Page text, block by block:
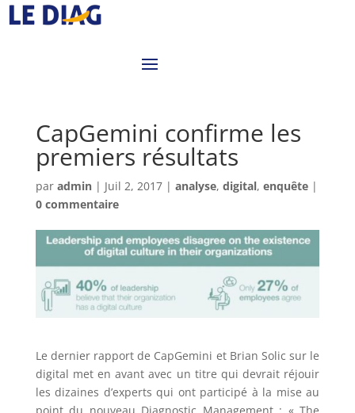
CapGemini confirme les
premiers résultats
par admin| Juil 2, 2017| analyse, digital, enquête|
0 commentaire
Le dernier rapport de CapGemini et Brian Solic sur le
digital met en avant avec un titre qui devrait réjouir
les dizaines d’experts qui ont participé à la mise au
point du nouveau Diagnostic Management : « The